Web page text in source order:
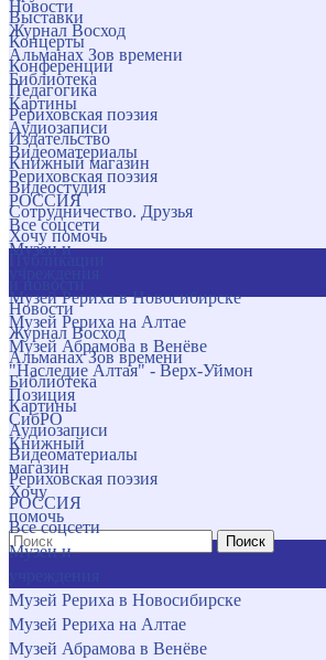
Новости
Журнал Восход
Альманах Зов времени
Библиотека
Картины
Аудиозаписи
Видеоматериалы
Рериховская поэзия
РОССИЯ
Все соцсети
Музеи и
Музей Рериха в Новосибирске
Музей Рериха на Алтае
Музей Абрамова в Венёве
"Наследие Алтая" - Верх-Уймон
Позиция
СибРО
Книжный
магазин
Хочу
помочь
Поиск
Выставки
Концерты
Конференции
Педагогика
Рериховская поэзия
Издательство
Книжный магазин
Видеостудия
Сотрудничество. Друзья
Хочу помочь
Новости
Журнал Восход
Альманах Зов времени
Библиотека
Картины
Аудиозаписи
Видеоматериалы
Рериховская поэзия
РОССИЯ
Все соцсети
Музеи и
Музей Рериха в Новосибирске
Музей Рериха на Алтае
Музей Абрамова в Венёве